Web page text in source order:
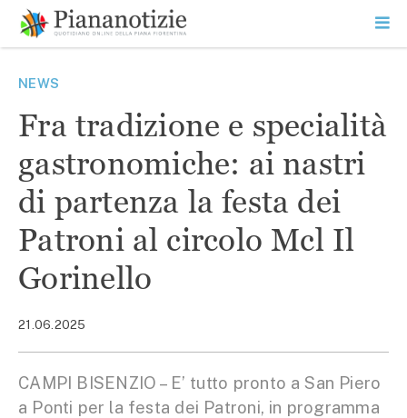
contenuto
SEARCH
NEWS
Fra tradizione e specialità
gastronomiche: ai nastri
di partenza la festa dei
Patroni al circolo Mcl Il
Gorinello
21.06.2025
CAMPI BISENZIO – E’ tutto pronto a San Piero
a Ponti per la festa dei Patroni, in programma